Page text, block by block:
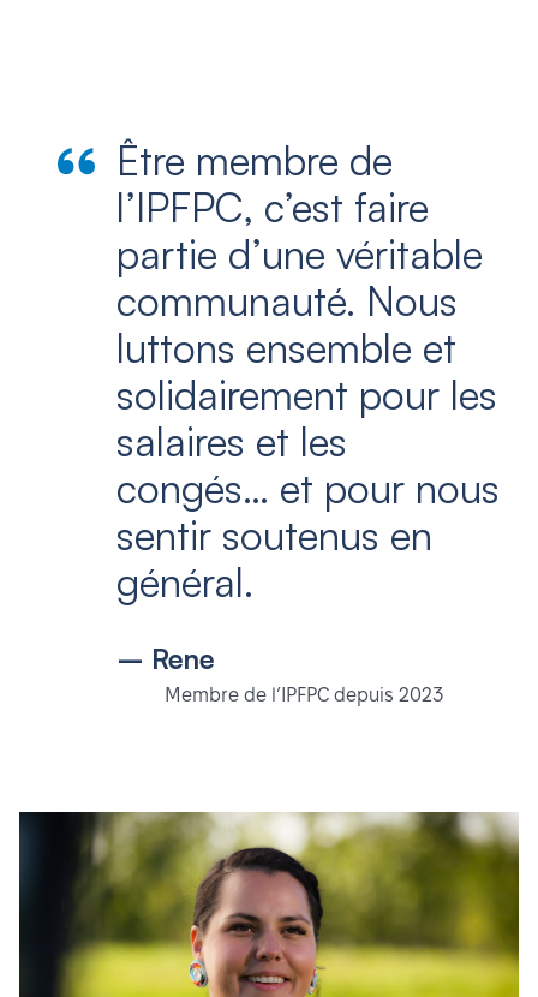
Être membre de
l’IPFPC, c’est faire
partie d’une véritable
communauté. Nous
luttons ensemble et
solidairement pour les
salaires et les
congés… et pour nous
sentir soutenus en
général.
– Rene
Membre de l’IPFPC depuis 2023